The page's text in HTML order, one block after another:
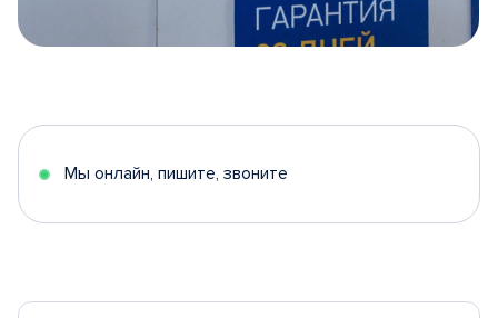
5
Мы онлайн, пишите, звоните